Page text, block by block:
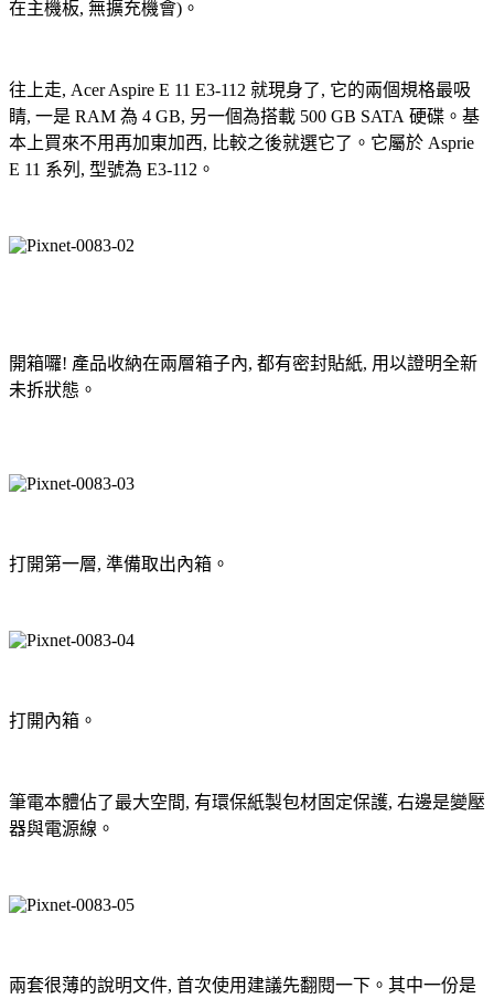
在主機板, 無擴充機會)。
往上走, Acer Aspire E 11 E3-112 就現身了, 它的兩個規格最吸
睛, 一是 RAM 為 4 GB, 另一個為搭載 500 GB SATA 硬碟。基
本上買來不用再加東加西, 比較之後就選它了。它屬於 Asprie
E 11 系列, 型號為 E3-112。
開箱囉! 產品收納在兩層箱子內, 都有密封貼紙, 用以證明全新
未拆狀態。
打開第一層, 準備取出內箱。
打開內箱。
筆電本體佔了最大空間, 有環保紙製包材固定保護, 右邊是變壓
器與電源線。
兩套很薄的說明文件, 首次使用建議先翻閱一下 。其中一份是